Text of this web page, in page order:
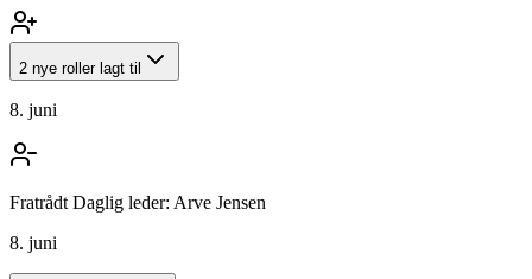
2 nye roller lagt til
8. juni
Fratrådt Daglig leder: Arve Jensen
8. juni